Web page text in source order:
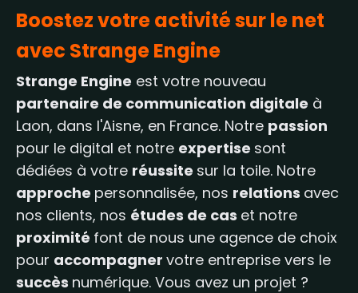
exigences.
ligne. Nos spécialistes vérifient tous les
effectuent des tests pour que tout
fonctionne correctement. Votre site sera
enfin officiellement lancé, prêt à attirer de
nouveaux clients et à booster votre
présence sur internet.
Boostez votre activité sur le net
avec Strange Engine
Strange Engine est votre nouveau
partenaire de communication digitale à
Laon, dans l'Aisne, en France. Notre passion
pour le digital et notre expertise sont
dédiées à votre réussite sur la toile. Notre
approche personnalisée, nos relations avec
nos clients, nos études de cas et notre
proximité font de nous une agence de choix
pour accompagner votre entreprise vers le
succès numérique. Vous avez un projet ?